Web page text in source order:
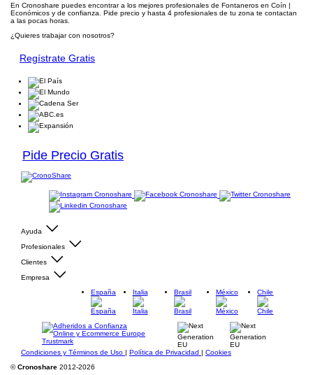
En Cronoshare puedes encontrar a los mejores profesionales de Fontaneros en Coín |
Económicos y de confianza. Pide precio y hasta 4 profesionales de tu zona te contactan
a las pocas horas.
¿Quieres trabajar con nosotros?
Regístrate Gratis
Pide Precio Gratis
Ayuda
Profesionales
Clientes
Empresa
España
Italia Brasil México Chile
Condiciones y Términos de Uso | Política de Privacidad | Cookies
©Cronoshare 2012-2026